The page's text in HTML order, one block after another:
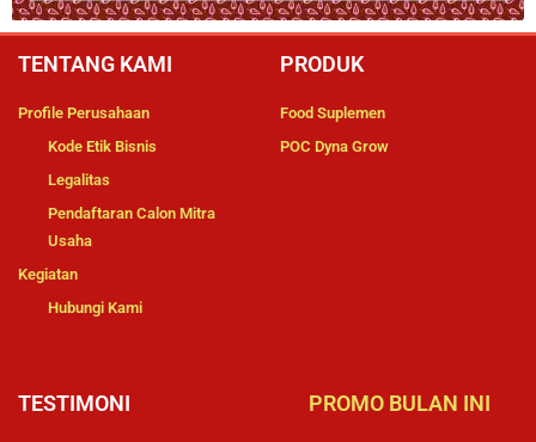
TENTANG KAMI
Profile Perusahaan
Kode Etik Bisnis
Legalitas
Pendaftaran Calon Mitra
Usaha
Kegiatan
Hubungi Kami
PRODUK
Food Suplemen
POC Dyna Grow
TESTIMONI PROMO BULAN INI